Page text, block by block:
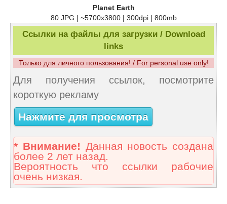
Planet Earth
80 JPG | ~5700x3800 | 300dpi | 800mb
Ссылки на файлы для загрузки / Download
links
Только для личного пользования! / For personal use only!
Для получения ссылок, посмотрите
короткую рекламу
Нажмите для просмотра
* Внимание! Данная новость создана
более 2 лет назад.
Вероятность что ссылки рабочие
очень низкая.